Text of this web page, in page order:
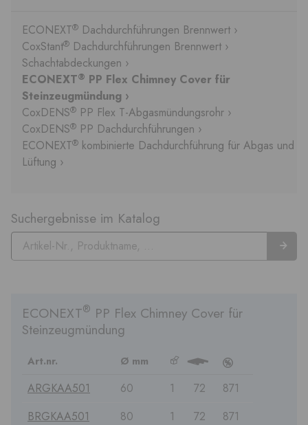
ECONEXT® Dachdurchführungen Brennwert ›
CoxStant® Dachdurchführungen Brennwert ›
Schachtabdeckungen ›
ECONEXT® PP Flex Chimney Cover für
Steinzeugmündung ›
CoxDENS® PP Flex T-Abgasmündungsrohr ›
CoxDENS® PP Dachdurchführungen ›
ECONEXT® kombinierte Dachdurchführung für Abgas und
Lüftung ›
Suchergebnisse im Katalog
ECONEXT® PP Flex Chimney Cover für
Steinzeugmündung
Art.nr. Ø mm b 3 c
ARGKAA501 60 1 72
871
BRGKAA501
80 1 72 871